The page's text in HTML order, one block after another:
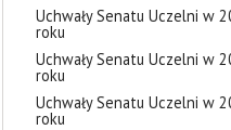
Uchwały Senatu Uczelni w
roku
Uchwały Senatu Uczelni w
roku
Uchwały Senatu Uczelni w
roku